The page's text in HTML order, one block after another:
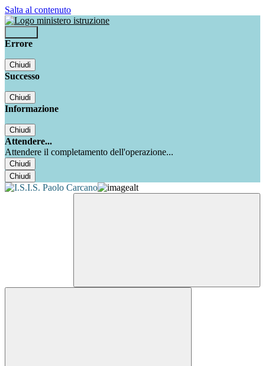
Salta al contenuto
Errore
Chiudi
Successo
Chiudi
Informazione
Chiudi
Attendere...
Attendere il completamento dell'operazione...
Chiudi
Chiudi